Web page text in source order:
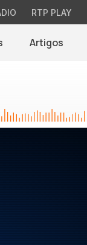
RTP PLAY
Artigos